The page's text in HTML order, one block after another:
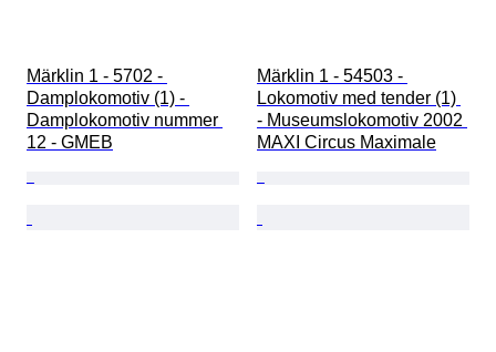
Märklin 1 - 5702 -
Damplokomotiv (1) -
Damplokomotiv nummer
12 - GMEB
Märklin 1 - 54503 -
Lokomotiv med tender (1)
- Museumslokomotiv 2002
MAXI Circus Maximale